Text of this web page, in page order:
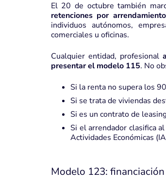
El 20 de octubre también
retenciones por arrendamiento
individuos autónomos,
comerciales u oficinas.
Cualquier entidad, profesional
presentar el modelo 115. No
Si la renta no supera los
Si se trata de viviendas
Si es un contrato de
Si el arrendador clasifica
Actividades Económicas
Modelo 123: